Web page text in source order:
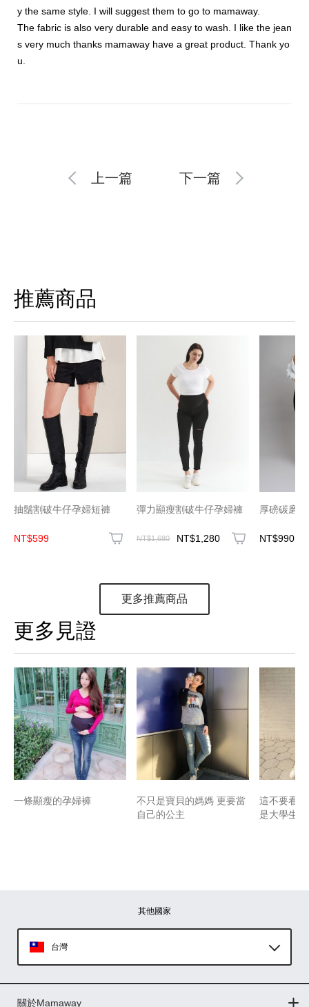
y the same style. I will suggest them to go to mamaway.
The fabric is also very durable and easy to wash. I like the jean
s very much thanks mamaway have a great product. Thank yo
u.
上一篇 下一篇
推薦商品
抽鬚割破牛仔孕婦短褲
NT$599
彈力顯瘦割破牛仔孕婦褲
NT$1,680 NT$1,280
厚磅碳磨
NT$990
更多推薦商品
更多見證
一條顯瘦的孕婦褲
不只是寶貝的媽媽 更要當
自己的公主
這不要看
是大學生
其他國家
台灣
關於Mamaway